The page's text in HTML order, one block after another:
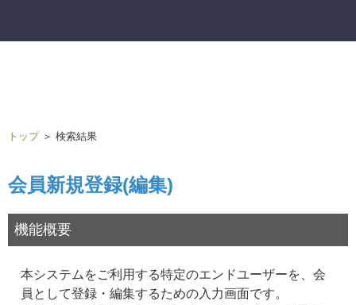
トップ ＞ 検索結果
会員新規登録(編集)
機能概要
本システムをご利用する特定のエンドユーザーを、会
員として登録・編集するための入力画面です。